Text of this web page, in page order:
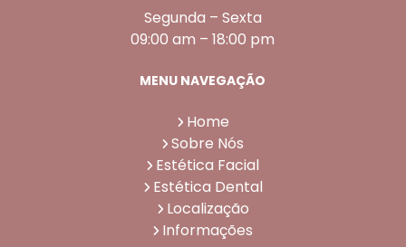
Segunda – Sexta
09:00 am – 18:00 pm
MENU NAVEGAÇÃO
Home
Sobre Nós
Estética Facial
Estética Dental
Localização
Informações